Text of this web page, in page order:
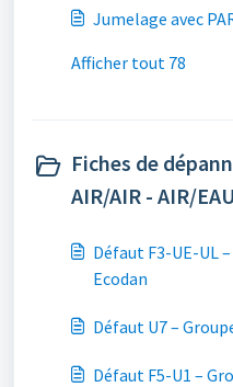
Jumelage avec
Afficher tout 78
Fiches de
AIR/AIR - AIR/
Défaut F3-UE-UL
Ecodan
Défaut U7 –
Défaut F5-U1 –